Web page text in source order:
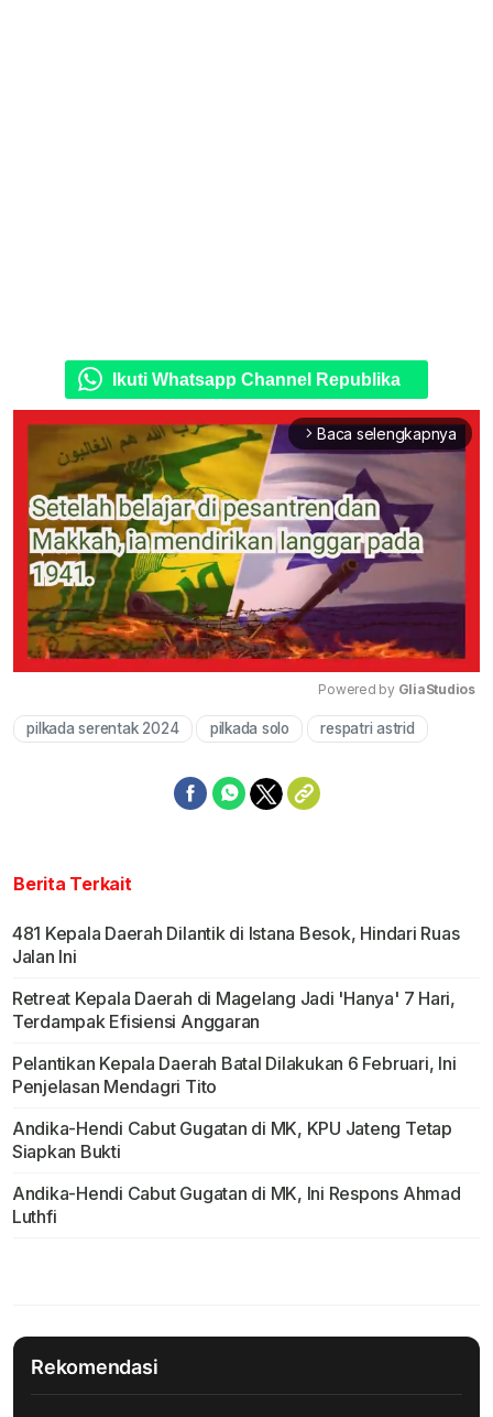
Ikuti Whatsapp Channel Republika
arrow_forward_ios Baca selengkapnya
Mute
Powered by GliaStudios
pilkada serentak 2024 pilkada solo respatri astrid
Berita Terkait
481 Kepala Daerah Dilantik di Istana Besok, Hindari Ruas
Jalan Ini
Retreat Kepala Daerah di Magelang Jadi 'Hanya' 7 Hari,
Terdampak Efisiensi Anggaran
Pelantikan Kepala Daerah Batal Dilakukan 6 Februari, Ini
Penjelasan Mendagri Tito
Andika-Hendi Cabut Gugatan di MK, KPU Jateng Tetap
Siapkan Bukti
Andika-Hendi Cabut Gugatan di MK, Ini Respons Ahmad
Luthfi
Rekomendasi